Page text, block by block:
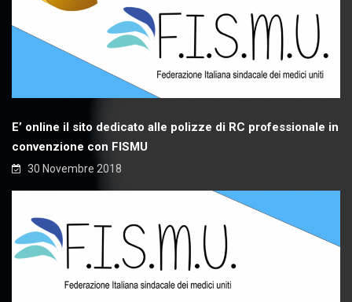
E’ online il sito dedicato alle polizze di RC professionale in
convenzione con FISMU
30 Novembre 2018